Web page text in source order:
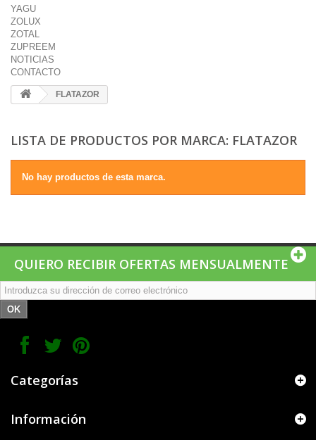
YAGU
ZOLUX
ZOTAL
ZUPREEM
NOTICIAS
CONTACTO
FLATAZOR
LISTA DE PRODUCTOS POR MARCA: FLATAZOR
No hay productos de esta marca.
QUIERO RECIBIR OFERTAS MENSUALMENTE
OK
Categorías
Información